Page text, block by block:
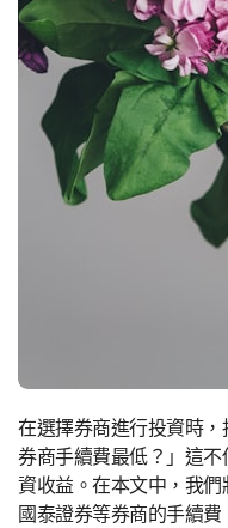
在選擇券商進行投資時，投資者經常關心的問題是：「哪家
券商手續費最低？」這
資收益。在本文中，我們
國泰證券等券商的手續